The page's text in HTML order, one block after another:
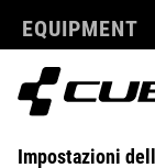
EQUIPMENT
SUPPORT